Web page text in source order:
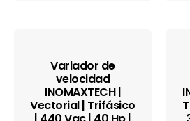
Variador de
velocidad
INOMAXTECH |
Vectorial | Trifásico